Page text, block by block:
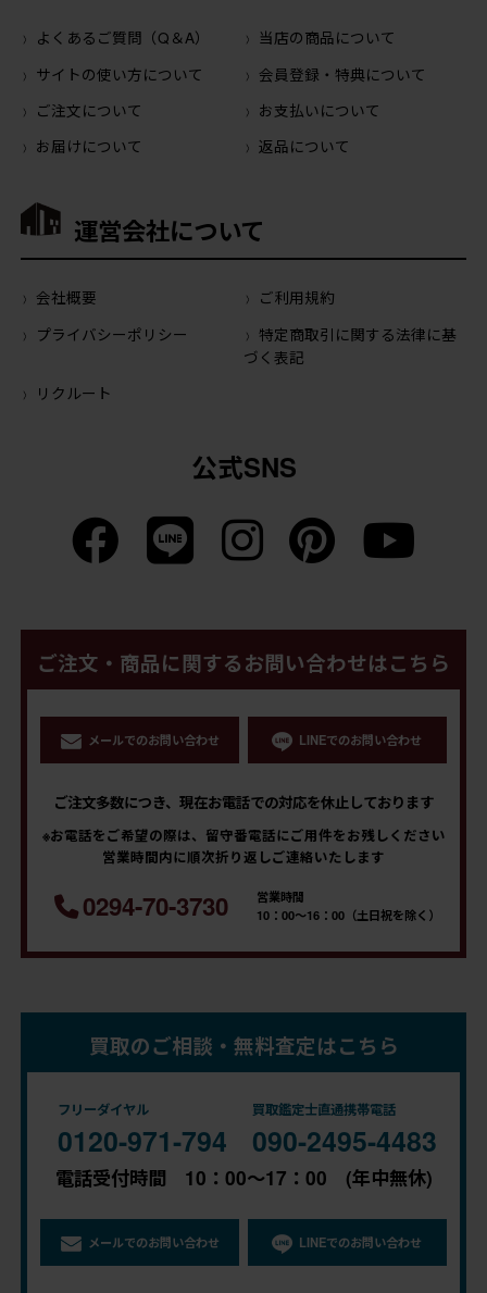
よくあるご質問（Q＆A）
当店の商品について
サイトの使い方について
会員登録・特典について
ご注文について
お支払いについて
お届けについて
返品について
運営会社について
会社概要
ご利用規約
プライバシーポリシー
特定商取引に関する法律に基
づく表記
リクルート
公式SNS
ご注文・商品に関するお問い合わせはこちら
メールでのお問い合わせ LINEでのお問い合わせ
ご注文多数につき、現在お電話での対応を休止しております
※お電話をご希望の際は、留守番電話にご用件をお残しください
営業時間内に順次折り返しご連絡いたします
0294-70-3730
営業時間
10：00～16：00（土日祝を除く）
買取のご相談・無料査定はこちら
フリーダイヤル
0120-971-794
買取鑑定士直通携帯電話
090-2495-4483
電話受付時間 10：00～17：00 (年中無休)
メールでのお問い合わせ LINEでのお問い合わせ